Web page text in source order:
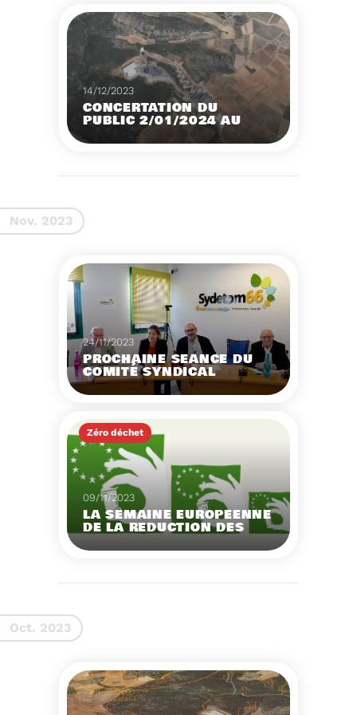
14/12/2023
CONCERTATION DU
PUBLIC 2/01/2024 AU
2/02/2024
nouveau centre de tri
Nov. 2023
24/11/2023
PROCHAINE SÉANCE DU
COMITÉ SYNDICAL
MERCREDI 29 NOVEMBRE
À 9 HEURES
Zéro déchet
09/11/2023
LA SEMAINE EUROPEENNE
DE LA REDUCTION DES
DECHETS 2023
de sensibilisation sur la
Oct. 2023